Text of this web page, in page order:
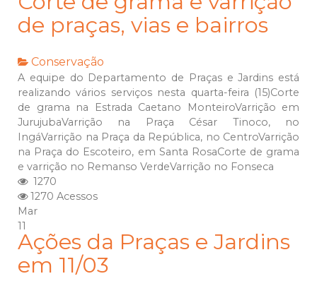
de praças, vias e bairros
Conservação
A equipe do Departamento de Praças e Jardins está
realizando vários serviços nesta quarta-feira (15)Corte
de grama na Estrada Caetano MonteiroVarrição em
JurujubaVarrição na Praça César Tinoco, no
IngáVarrição na Praça da República, no CentroVarrição
na Praça do Escoteiro, em Santa RosaCorte de grama
e varrição no Remanso VerdeVarrição no Fonseca
1270
1270 Acessos
Mar
11
Ações da Praças e Jardins
em 11/03